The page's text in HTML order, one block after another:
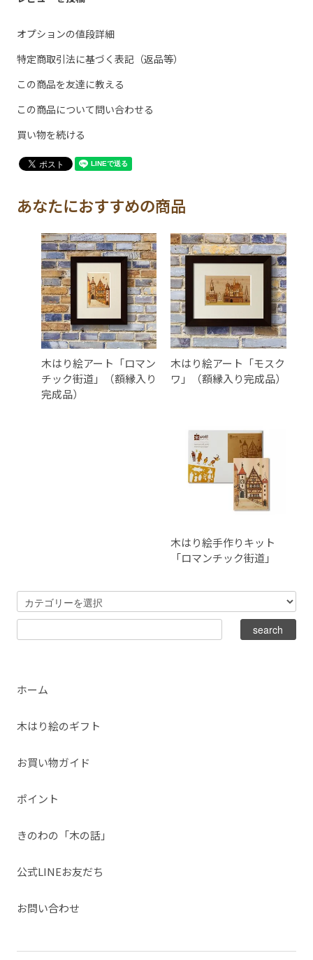
オプションの値段詳細
特定商取引法に基づく表記（返品等）
この商品を友達に教える
この商品について問い合わせる
買い物を続ける
あなたにおすすめの商品
木はり絵アート「ロマン
チック街道」（額縁入り
完成品）
木はり絵アート「モスク
ワ」（額縁入り完成品）
木はり絵手作りキット
「ロマンチック街道」
ホーム
木はり絵のギフト
お買い物ガイド
ポイント
きのわの「木の話」
公式LINEお友だち
お問い合わせ